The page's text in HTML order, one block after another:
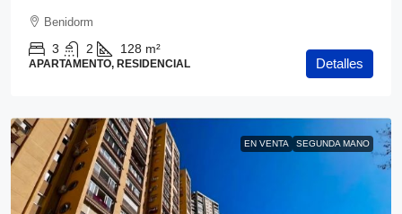
Benidorm
3 2 128 m²
APARTAMENTO, RESIDENCIAL Detalles
EN VENTA SEGUNDA MANO